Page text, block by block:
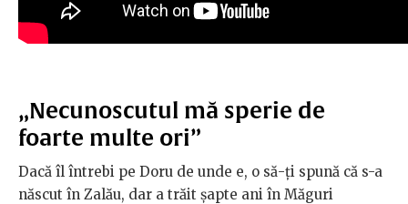
„Necunoscutul mă sperie de
foarte multe ori”
Dacă îl întrebi pe Doru de unde e, o să-ți spună că s-a
născut în Zalău, dar a trăit șapte ani în Măguri